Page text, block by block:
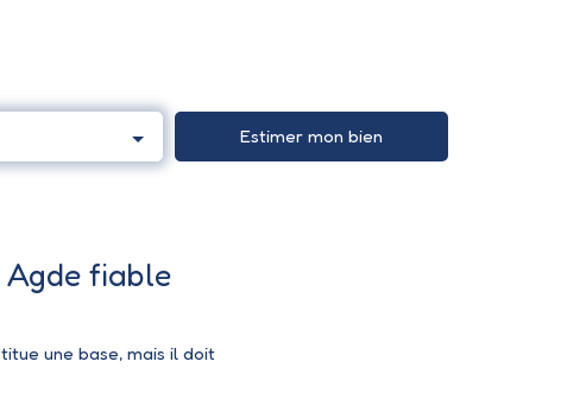
Estimer mon bien
Agde fiable
une base, mais il doit